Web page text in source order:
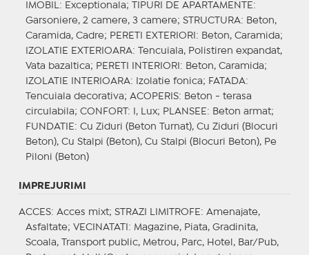
IMOBIL : Exceptionala; TIPURI DE APARTAMENTE :
Garsoniere, 2 camere, 3 camere; STRUCTURA: Beton,
Caramida, Cadre; PERETI EXTERIORI : Beton, Caramida;
IZOLATIE EXTERIOARA: Tencuiala, Polistiren expandat,
Vata bazaltica; PERETI INTERIORI : Beton, Caramida;
IZOLATIE INTERIOARA: Izolatie fonica; FATADA:
Tencuiala decorativa; ACOPERIS: Beton - terasa
circulabila; CONFORT : I, Lux; PLANSEE : Beton armat;
FUNDATIE : Cu Ziduri (Beton Turnat), Cu Ziduri (Blocuri
Beton), Cu Stalpi (Beton), Cu Stalpi (Blocuri Beton), Pe
Piloni (Beton)
IMPREJURIMI
ACCES: Acces mixt; STRAZI LIMITROFE : Amenajate,
Asfaltate; VECINATATI : Magazine, Piata, Gradinita,
Scoala, Transport public, Metrou, Parc, Hotel, Bar/Pub,